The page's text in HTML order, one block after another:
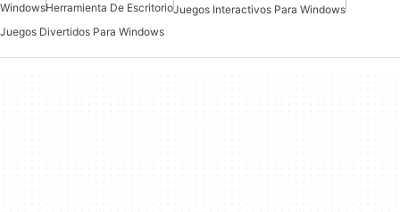
WindowsHerramienta De EscritorioJuegos Interactivos Para Windows
Juegos Divertidos Para Windows